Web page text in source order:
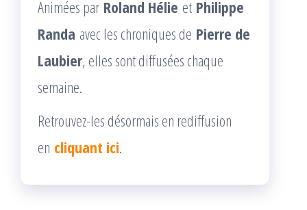
Animées par Roland Hélie et Philippe
Randa avec les chroniques de Pierre de
Laubier, elles sont diffusées chaque
semaine.
Retrouvez-les désormais en rediffusion
en cliquant ici.